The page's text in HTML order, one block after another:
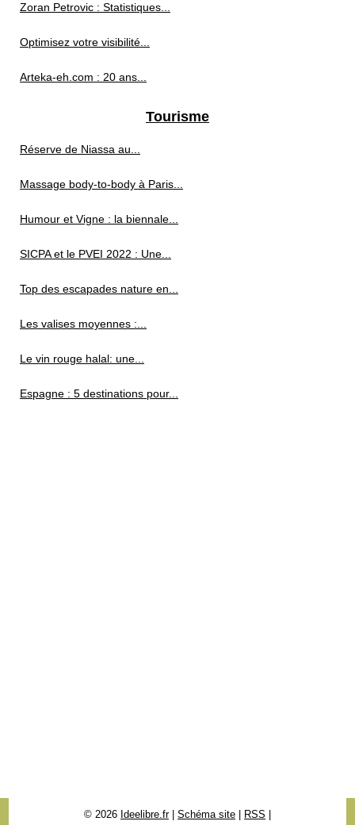
Zoran Petrovic : Statistiques...
Optimisez votre visibilité...
Arteka-eh.com : 20 ans...
Tourisme
Réserve de Niassa au...
Massage body-to-body à Paris...
Humour et Vigne : la biennale...
SICPA et le PVEI 2022 : Une...
Top des escapades nature en...
Les valises moyennes :...
Le vin rouge halal: une...
Espagne : 5 destinations pour...
© 2026 Ideelibre.fr| Schéma site RSS